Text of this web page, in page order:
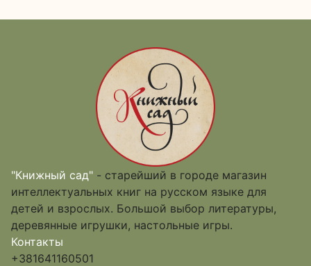
"Книжный сад" - старейший в городе магазин
интеллектуальных книг на русском языке для
детей и взрослых. Большой выбор литературы,
деревянные игрушки, настольные игры.
Контакты
+381641160501